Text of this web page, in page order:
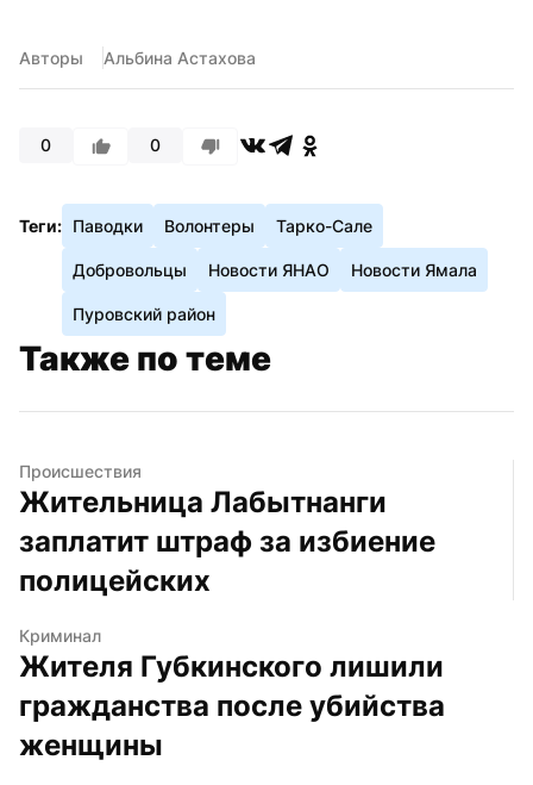
Авторы Альбина Астахова
0 0
Теги: Паводки Волонтеры Тарко-Сале
Добровольцы Новости ЯНАО Новости Ямала
Пуровский район
Также по теме
Происшествия
Жительница Лабытнанги
заплатит штраф за избиение
полицейских
Криминал
Жителя Губкинского лишили
гражданства после убийства
женщины